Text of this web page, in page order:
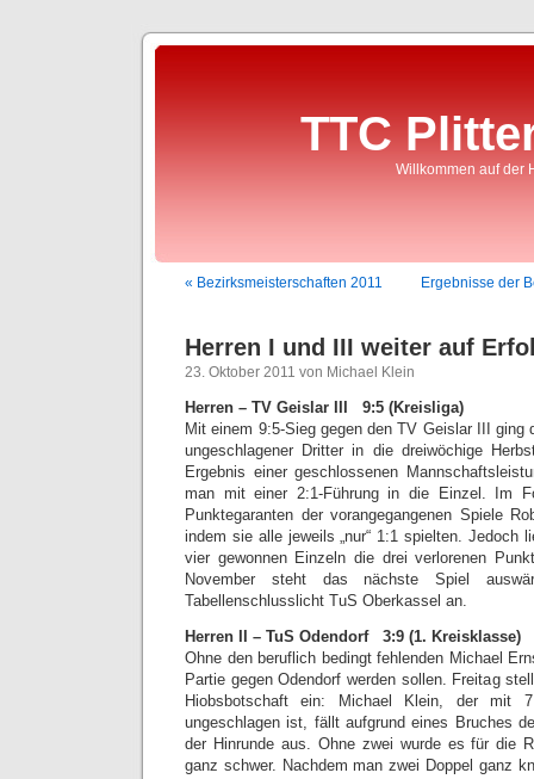
TTC
Willkommen auf der
« Bezirksmeisterschaften 2011 Ergebnisse der
Herren I und III weiter auf
23. Oktober 2011 von Michael Klein
Herren – TV Geislar III 9:5 (Kreisliga)
Mit einem 9:5-Sieg gegen den TV Geislar III ging
ungeschlagener Dritter in die dreiwöchige
Ergebnis einer geschlossenen
man mit einer 2:1-Führung in die Einzel. Im
Punktegaranten der vorangegangenen Spiele
indem sie alle jeweils „nur“ 1:1 spielten. Jedoch
vier gewonnen Einzeln die drei verlorenen
November steht das nächste Spiel
Tabellenschlusslicht TuS Oberkassel an.
Herren II – TuS Odendorf 3:9 (1. Kreisklasse)
Ohne den beruflich bedingt fehlenden Michael
Partie gegen Odendorf werden sollen. Freitag
Hiobsbotschaft ein: Michael Klein, der mit
ungeschlagen ist, fällt aufgrund eines Bruches
der Hinrunde aus. Ohne zwei wurde es für die
ganz schwer. Nachdem man zwei Doppel ganz